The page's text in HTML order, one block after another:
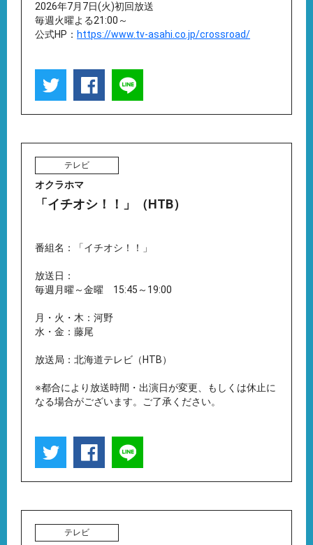
2026年7月7日(火)初回放送
毎週火曜よる21:00～
公式HP： https://www.tv-asahi.co.jp/crossroad/
テレビ
オクラホマ
「イチオシ！！」（HTB）
番組名：「イチオシ！！」
放送日：
毎週月曜～金曜 15:45～19:00
月・火・木：河野
水・金：藤尾
放送局：北海道テレビ（HTB）
※都合により放送時間・出演日が変更、もしくは休止に
なる場合がございます。ご了承ください。
テレビ